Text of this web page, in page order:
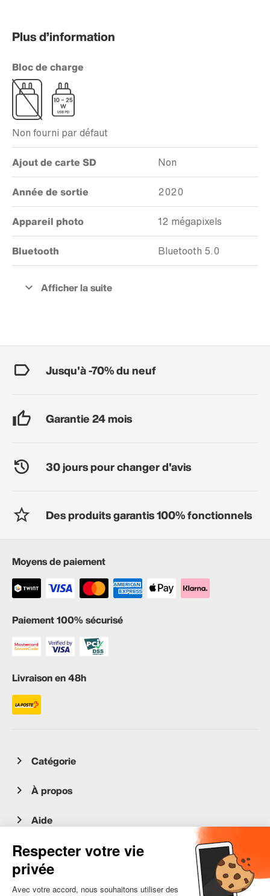
Plus d’information
Bloc de charge
Non fourni par défaut
Ajout de carte SD Non
Année de sortie 2020
Appareil photo 12 mégapixels
Bluetooth Bluetooth 5.0
Jusqu'à -70% du neuf
Garantie 24 mois
30 jours pour changer d'avis
Des produits garantis 100% fonctionnels
Moyens de paiement
Paiement 100% sécurisé
Livraison en 48h
Catégorie
À propos
Aide
Service client
occasion.migros.mobile@recommerce.com